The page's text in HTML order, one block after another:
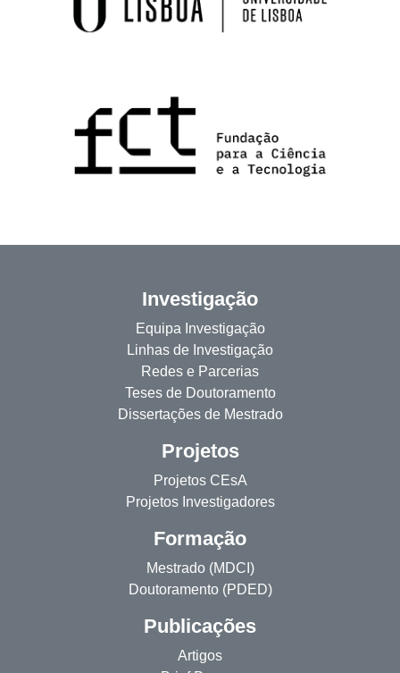
Investigação
Equipa Investigação
Linhas de Investigação
Redes e Parcerias
Teses de Doutoramento
Dissertações de Mestrado
Projetos
Projetos CEsA
Projetos Investigadores
Formação
Mestrado (MDCI)
Doutoramento (PDED)
Publicações
Artigos